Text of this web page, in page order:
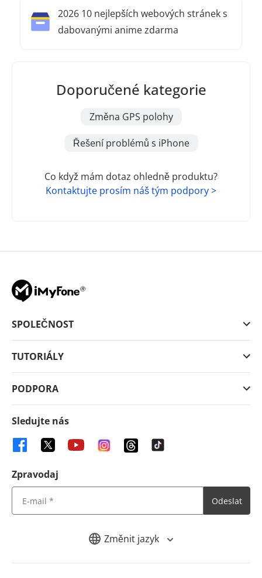
2026 10 nejlepších webových stránek s
dabovanými anime zdarma
Doporučené kategorie
Změna GPS polohy
Řešení problémů s iPhone
Co když mám dotaz ohledně produktu?
Kontaktujte prosím náš tým podpory >
Změnit jazyk
SPOLEČNOST
TUTORIÁLY
PODPORA
Sledujte nás
Zpravodaj
Odeslat